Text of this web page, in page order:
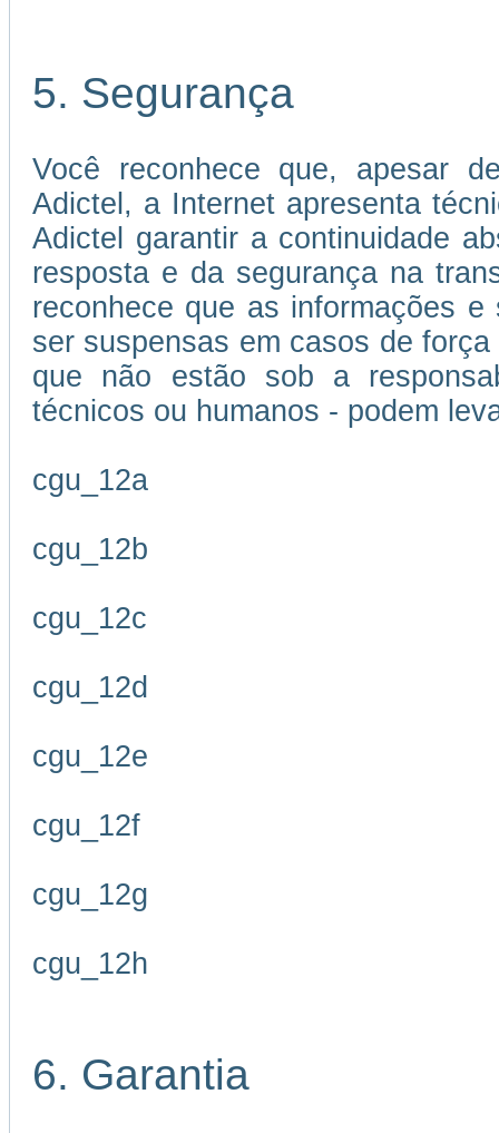
5. Segurança
Você reconhece que, apesar
Adictel, a Internet apresenta
Adictel garantir a continuidade
resposta e da segurança na
reconhece que as informações
ser suspensas em casos de
que não estão sob a
técnicos ou humanos - podem
cgu_12a
cgu_12b
cgu_12c
cgu_12d
cgu_12e
cgu_12f
cgu_12g
cgu_12h
6. Garantia